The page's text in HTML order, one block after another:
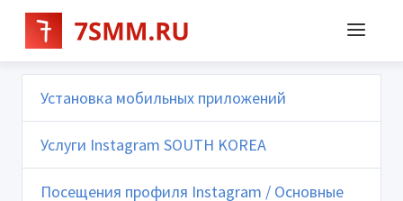
Установка мобильных приложений
Услуги Instagram SOUTH KOREA
Посещения профиля Instagram / Основные